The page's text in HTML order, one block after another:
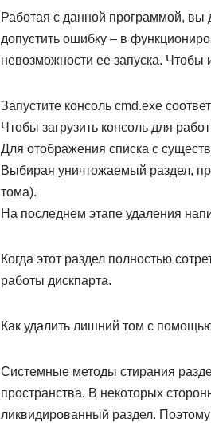
Работая с данной программой,
допустить ошибку – в
невозможности ее запуска. Чтобы
Запустите консоль cmd.exe
Чтобы загрузить консоль для
Для отображения списка с
Выбирая уничтожаемый раздел,
тома).
На последнем этапе удаления
Когда этот раздел полностью
работы дискпарта.
Как удалить лишний том с
Системные методы стирания
пространства. В некоторых
ликвидированный раздел.